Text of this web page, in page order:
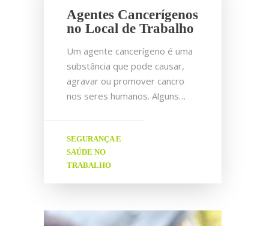
Agentes Cancerígenos
no Local de Trabalho
Um agente cancerígeno é uma
substância que pode causar,
agravar ou promover cancro
nos seres humanos. Alguns…
SEGURANÇA E
SAÚDE NO
TRABALHO